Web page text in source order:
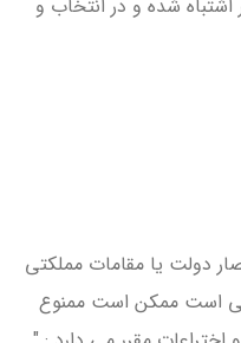
شده و در انتخاب و
دولت یا مقامات مملکتی
است ممکن است ممنوع